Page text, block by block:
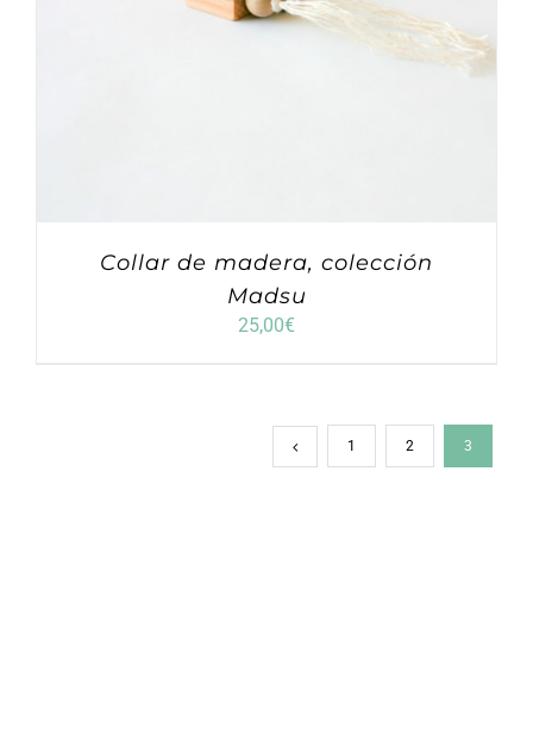
Collar de madera, colección
Madsu
25,00€
1 2 3